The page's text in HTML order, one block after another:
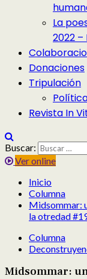
La
2022 –
Donaciones
Tripulación
Revista In
Buscar:
Ver online
Inicio
Columna
Midsommar:
la otredad
Columna
Midsommar: